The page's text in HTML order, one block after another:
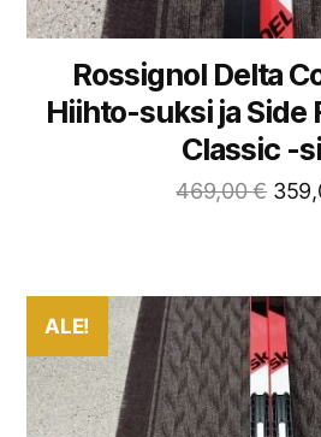
Rossignol Delta
Hiihto-suksi ja Side
Classic -
469,00€
ALE!